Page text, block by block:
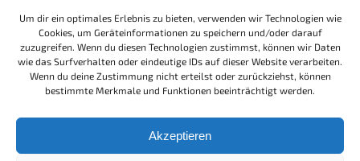
Um dir ein optimales Erlebnis zu bieten, verwenden wir Technologien wie
Cookies, um Geräteinformationen zu speichern und/oder darauf
zuzugreifen. Wenn du diesen Technologien zustimmst, können wir Daten
wie das Surfverhalten oder eindeutige IDs auf dieser Website verarbeiten.
Wenn du deine Zustimmung nicht erteilst oder zurückziehst, können
bestimmte Merkmale und Funktionen beeinträchtigt werden.
Akzeptieren
partytauglichen Schnittmenge von Skid Row,
Cinderella und Hardcore Superstar ab, das selbst
den härtesten Metaller zum Posen bringen wird. Wir
freuen uns auf die Jungs aus Uppsala und ihrer
schwungvollen, mit einer leichten Rotzkante
versehenen Gute-Laune-Mucke, die nächsten
unserer Headbangerschaften garantiert ein
Stresstest sein wird.